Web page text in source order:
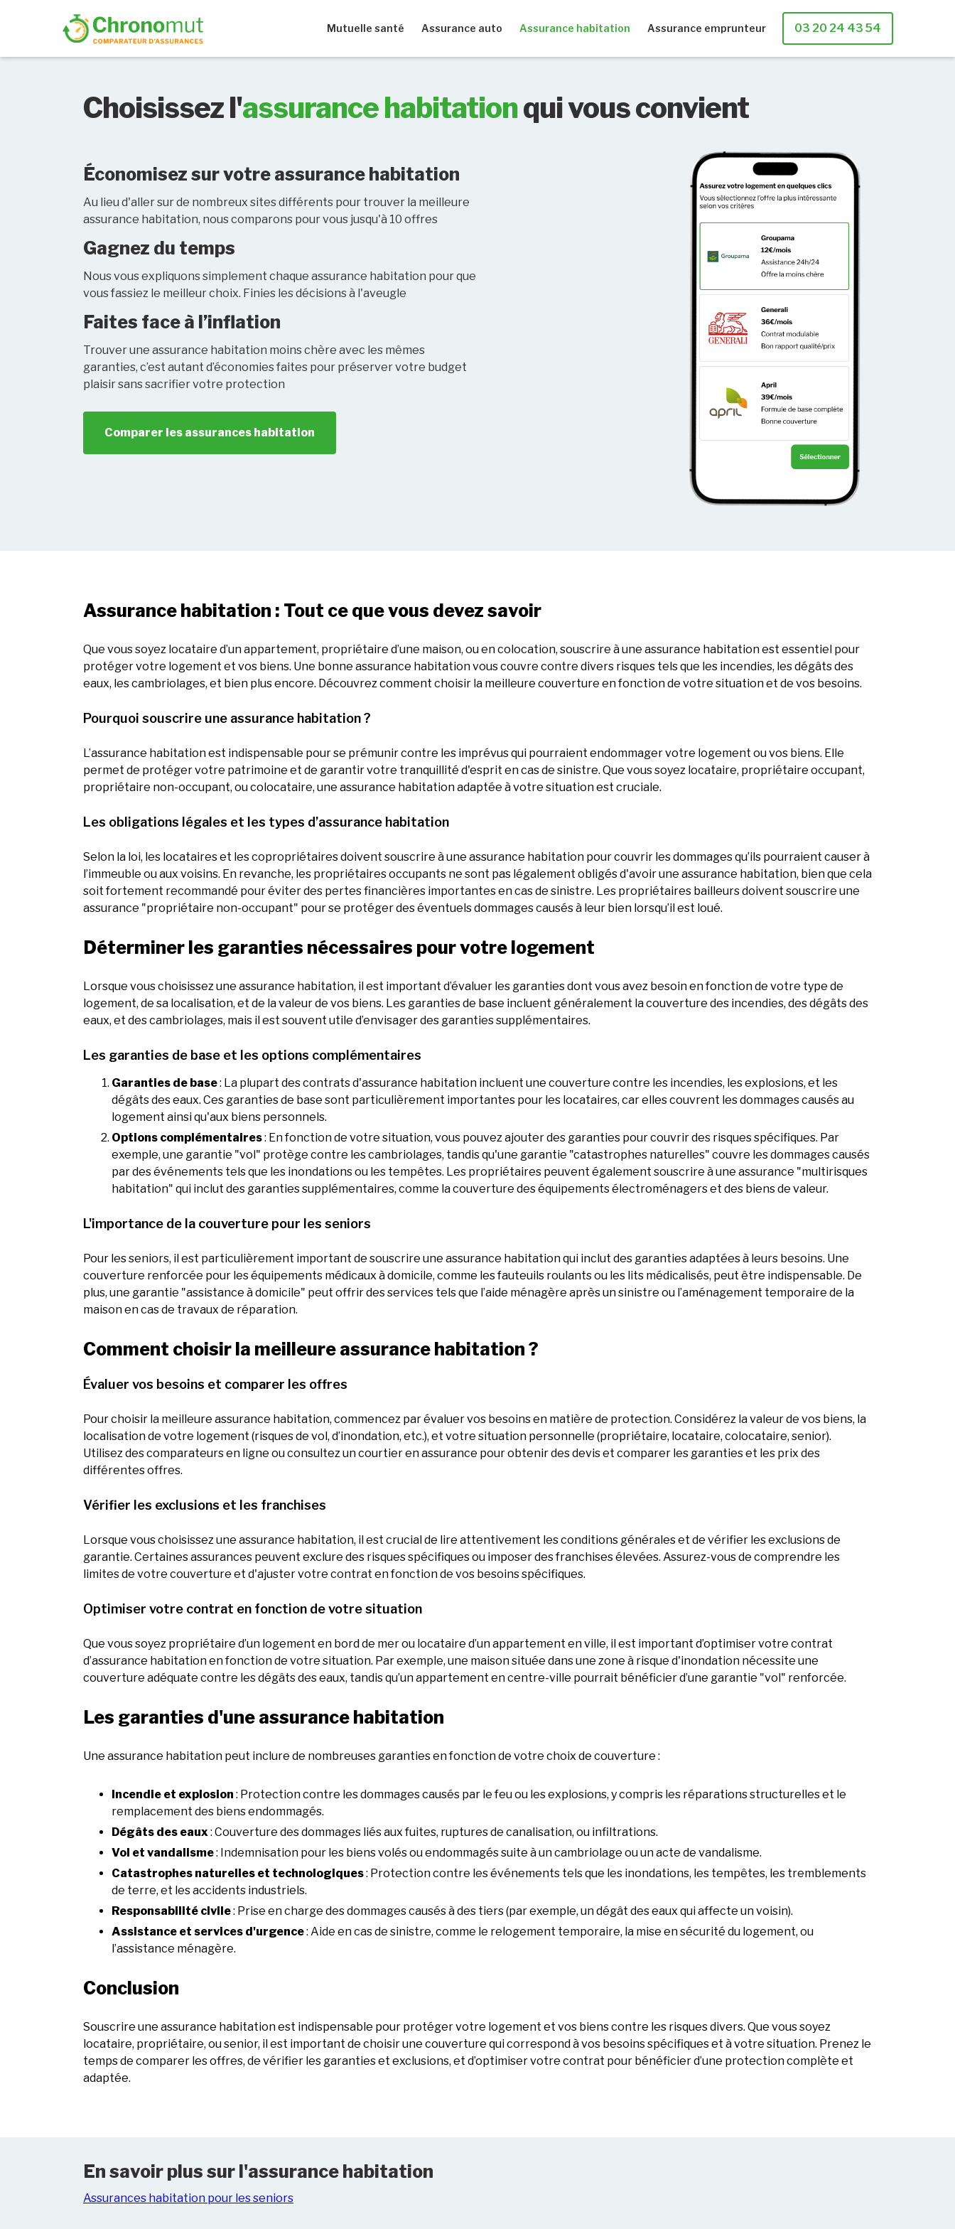
Mutuelle santé Assurance auto Assurance habitation Assurance emprunteur 03 20 24 43 54
Choisissez l'assurance habitationqui vous convient
Économisez sur votre assurance habitation
Au lieu d'aller sur de nombreux sites différents pour trouver la meilleure
assurance habitation, nous comparons pour vous jusqu'à 10 offres
Gagnez du temps
Nous vous expliquons simplement chaque assurance habitation pour que
vous fassiez le meilleur choix. Finies les décisions à l'aveugle
Faites face à l’inflation
Trouver une assurance habitation moins chère avec les mêmes
garanties, c’est autant d’économies faites pour préserver votre budget
plaisir sans sacrifier votre protection
Comparer les assurances habitation
Assurance habitation : Tout ce que vous devez savoir
Que vous soyez locataire d’un appartement, propriétaire d’une maison, ou en colocation, souscrire à une assurance habitation est essentiel pour
protéger votre logement et vos biens. Une bonne assurance habitation vous couvre contre divers risques tels que les incendies, les dégâts des
eaux, les cambriolages, et bien plus encore. Découvrez comment choisir la meilleure couverture en fonction de votre situation et de vos besoins.
Pourquoi souscrire une assurance habitation ?
L’assurance habitation est indispensable pour se prémunir contre les imprévus qui pourraient endommager votre logement ou vos biens. Elle
permet de protéger votre patrimoine et de garantir votre tranquillité d'esprit en cas de sinistre. Que vous soyez locataire, propriétaire occupant,
propriétaire non-occupant, ou colocataire, une assurance habitation adaptée à votre situation est cruciale.
Les obligations légales et les types d’assurance habitation
Selon la loi, les locataires et les copropriétaires doivent souscrire à une assurance habitation pour couvrir les dommages qu’ils pourraient causer à
l’immeuble ou aux voisins. En revanche, les propriétaires occupants ne sont pas légalement obligés d'avoir une assurance habitation, bien que cela
soit fortement recommandé pour éviter des pertes financières importantes en cas de sinistre. Les propriétaires bailleurs doivent souscrire une
assurance "propriétaire non-occupant" pour se protéger des éventuels dommages causés à leur bien lorsqu’il est loué.
Déterminer les garanties nécessaires pour votre logement
Lorsque vous choisissez une assurance habitation, il est important d’évaluer les garanties dont vous avez besoin en fonction de votre type de
logement, de sa localisation, et de la valeur de vos biens. Les garanties de base incluent généralement la couverture des incendies, des dégâts des
eaux, et des cambriolages, mais il est souvent utile d’envisager des garanties supplémentaires.
Les garanties de base et les options complémentaires
Garanties de base: La plupart des contrats d'assurance habitation incluent une couverture contre les incendies, les explosions, et les
dégâts des eaux. Ces garanties de base sont particulièrement importantes pour les locataires, car elles couvrent les dommages causés au
logement ainsi qu'aux biens personnels.
Options complémentaires: En fonction de votre situation, vous pouvez ajouter des garanties pour couvrir des risques spécifiques. Par
exemple, une garantie "vol" protège contre les cambriolages, tandis qu'une garantie "catastrophes naturelles" couvre les dommages causés
par des événements tels que les inondations ou les tempêtes. Les propriétaires peuvent également souscrire à une assurance "multirisques
habitation" qui inclut des garanties supplémentaires, comme la couverture des équipements électroménagers et des biens de valeur.
L'importance de la couverture pour les seniors
Pour les seniors, il est particulièrement important de souscrire une assurance habitation qui inclut des garanties adaptées à leurs besoins. Une
couverture renforcée pour les équipements médicaux à domicile, comme les fauteuils roulants ou les lits médicalisés, peut être indispensable. De
plus, une garantie "assistance à domicile" peut offrir des services tels que l’aide ménagère après un sinistre ou l’aménagement temporaire de la
maison en cas de travaux de réparation.
Comment choisir la meilleure assurance habitation ?
Évaluer vos besoins et comparer les offres
Pour choisir la meilleure assurance habitation, commencez par évaluer vos besoins en matière de protection. Considérez la valeur de vos biens, la
localisation de votre logement (risques de vol, d’inondation, etc.), et votre situation personnelle (propriétaire, locataire, colocataire, senior).
Utilisez des comparateurs en ligne ou consultez un courtier en assurance pour obtenir des devis et comparer les garanties et les prix des
différentes offres.
Vérifier les exclusions et les franchises
Lorsque vous choisissez une assurance habitation, il est crucial de lire attentivement les conditions générales et de vérifier les exclusions de
garantie. Certaines assurances peuvent exclure des risques spécifiques ou imposer des franchises élevées. Assurez-vous de comprendre les
limites de votre couverture et d'ajuster votre contrat en fonction de vos besoins spécifiques.
Optimiser votre contrat en fonction de votre situation
Que vous soyez propriétaire d’un logement en bord de mer ou locataire d’un appartement en ville, il est important d’optimiser votre contrat
d’assurance habitation en fonction de votre situation. Par exemple, une maison située dans une zone à risque d'inondation nécessite une
couverture adéquate contre les dégâts des eaux, tandis qu’un appartement en centre-ville pourrait bénéficier d’une garantie "vol" renforcée.
Les garanties d'une assurance habitation
Une assurance habitation peut inclure de nombreuses garanties en fonction de votre choix de couverture :
Incendie et explosion : Protection contre les dommages causés par le feu ou les explosions, y compris les réparations structurelles et le
remplacement des biens endommagés.
Dégâts des eaux: Couverture des dommages liés aux fuites, ruptures de canalisation, ou infiltrations.
Vol et vandalisme: Indemnisation pour les biens volés ou endommagés suite à un cambriolage ou un acte de vandalisme.
Catastrophes naturelles et technologiques: Protection contre les événements tels que les inondations, les tempêtes, les tremblements
de terre, et les accidents industriels.
Responsabilité civile: Prise en charge des dommages causés à des tiers (par exemple, un dégât des eaux qui affecte un voisin).
Assistance et services d'urgence: Aide en cas de sinistre, comme le relogement temporaire, la mise en sécurité du logement, ou
l’assistance ménagère.
Conclusion
Souscrire une assurance habitation est indispensable pour protéger votre logement et vos biens contre les risques divers. Que vous soyez
locataire, propriétaire, ou senior, il est important de choisir une couverture qui correspond à vos besoins spécifiques et à votre situation. Prenez le
temps de comparer les offres, de vérifier les garanties et exclusions, et d’optimiser votre contrat pour bénéficier d’une protection complète et
adaptée.
En savoir plus sur l'assurance habitation
Assurances habitation pour les seniors